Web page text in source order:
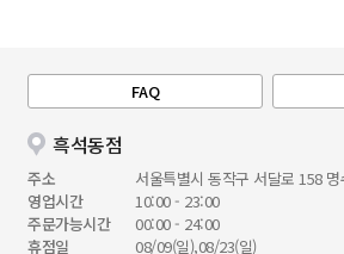
FAQ
흑석동점
주소
서울특별시 동작구 서달로 158
영업시간
10:00 - 23:00
주문가능시간
00:00 - 24:00
휴점일
08/09(일),08/23(일)